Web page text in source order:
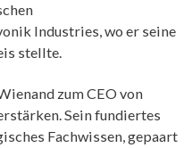
Industries, wo er seine
stellte.
zum CEO von
Sein fundiertes
Fachwissen, gepaart